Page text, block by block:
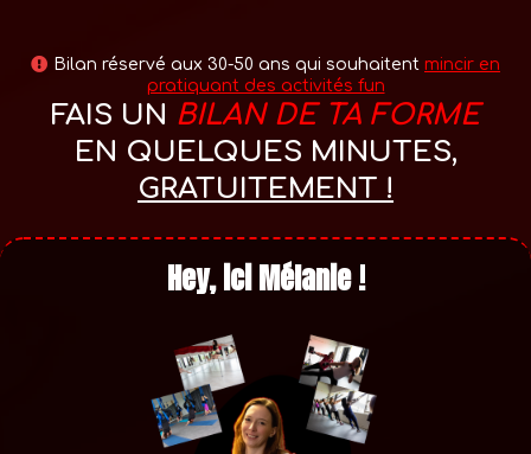
Bilan réservé aux 30-50 ans qui souhaitent mincir en
pratiquant des activités fun
FAIS UN BILAN DE TA FORME
EN QUELQUES MINUTES,
GRATUITEMENT !
Hey, ici Mélanie !